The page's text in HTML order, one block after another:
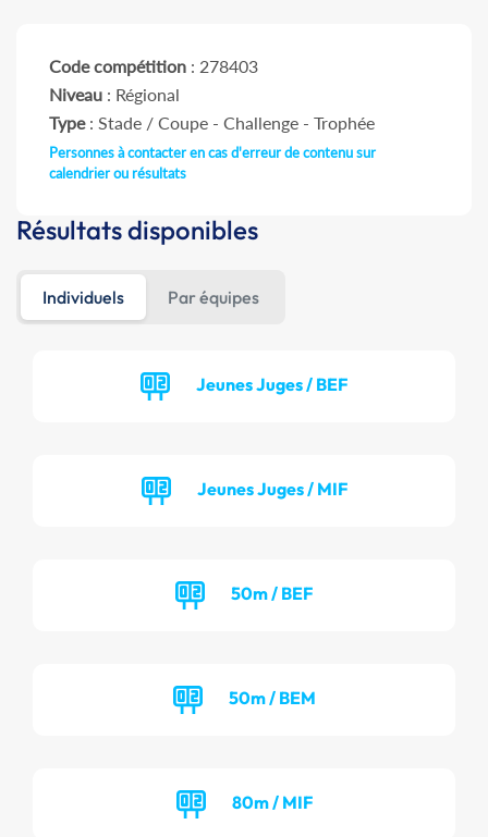
Code compétition : 278403
Niveau : Régional
Type: Stade / Coupe - Challenge - Trophée
Personnes à contacter en cas d'erreur de contenu sur
calendrier ou résultats
Résultats disponibles
Individuels Par équipes
Jeunes Juges / BEF
Jeunes Juges / MIF
50m / BEF
50m / BEM
80m / MIF